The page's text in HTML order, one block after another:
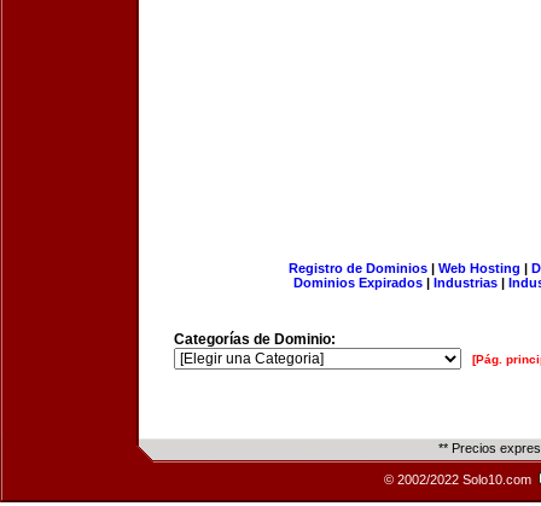
Registro de Dominios| Web Hosting |
Dominios Expirados | Industrias |
Categorías de Dominio:
[Pág.
** Precios
© 2002/2022 Solo10.com